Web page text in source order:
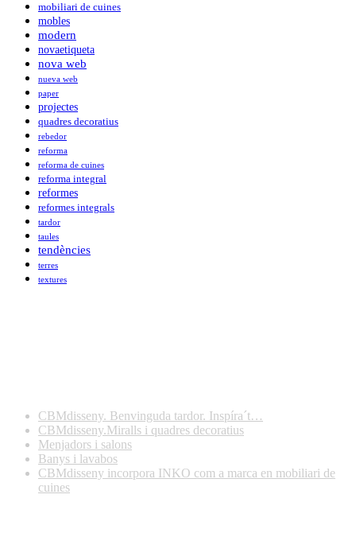
mobiliari de cuines
mobles
modern
novaetiqueta
nova web
nueva web
paper
projectes
quadres decoratius
rebedor
reforma
reforma de cuines
reforma integral
reformes
reformes integrals
tardor
taules
tendències
terres
textures
CBMdisseny. Benvinguda tardor. Inspíra´t…
CBMdisseny.Miralls i quadres decoratius
Menjadors i salons
Banys i lavabos
CBMdisseny incorpora INKO com a marca en mobiliari de
cuines